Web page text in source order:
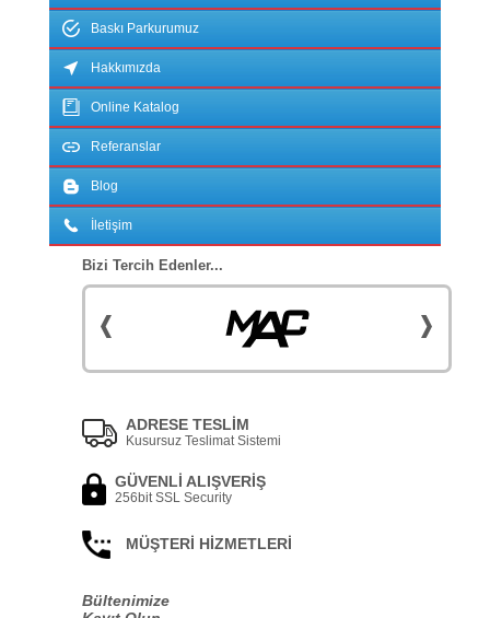
Baskı Parkurumuz
Hakkımızda
Online Katalog
Referanslar
Blog
İletişim
Bizi Tercih Edenler...
ADRESE TESLİM
Kusursuz Teslimat Sistemi
GÜVENLİ ALIŞVERİŞ
256bit SSL Security
MÜŞTERİ HİZMETLERİ
Bültenimize